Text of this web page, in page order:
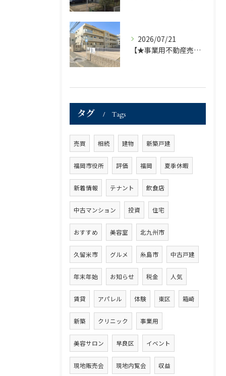
2026/07/21
【★事業用不動産売買仲介専門部署より★】福岡市の不動産｜株式会社ランドマーク ●収益物件「D-room笹丘」●
タグ Tags
売買 相続 建物 新築戸建
福岡市役所 評価 福岡 夏季休暇
新着情報 テナント 飲食店
中古マンション 投資 住宅
おすすめ 美容室 北九州市
久留米市 グルメ 糸島市 中古戸建
年末年始 お知らせ 税金 人気
賃貸 アパレル 体験 東区 箱崎
新築 クリニック 事業用
美容サロン 早良区 イベント
現地販売会 現地内覧会 収益